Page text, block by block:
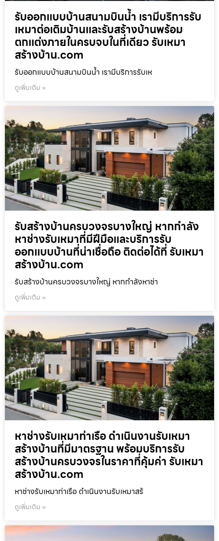
รับออกแบบบ้านสนามบินน้ำ เรามีบริการรับ
เหมาต่อเติมบ้านและรับสร้างบ้านพร้อม
ตกแต่งภายในครบจบในที่เดียว รับเหมา
สร้างบ้าน.com
รับออกแบบบ้านสนามบินน้ำ เรามีบริการรับเห
ดูเพิ่มเติม »
รับสร้างบ้านครบวงจรบางใหญ่ หากกำลัง
หาช่างรับเหมาที่มีฝีมือและบริการรับ
ออกแบบบ้านที่น่าเชื่อถือ ติดต่อได้ที่ รับเหมา
สร้างบ้าน.com
รับสร้างบ้านครบวงจรบางใหญ่ หากกำลังหาช่า
ดูเพิ่มเติม »
หาช่างรับเหมาท่าเรือ ดำเนินงานรับเหมา
สร้างบ้านที่มีมาตรฐาน พร้อมบริการรับ
สร้างบ้านครบวงจรในราคาที่คุ้มค่า รับเหมา
สร้างบ้าน.com
หาช่างรับเหมาท่าเรือ ดำเนินงานรับเหมาสร้
ดูเพิ่มเติม »